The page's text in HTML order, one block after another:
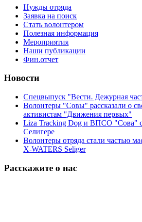
Нужды отряда
Заявка на поиск
Стать волонтером
Полезная информация
Мероприятия
Наши публикации
Фин.отчет
Новости
Спецвыпуск "Вести. Дежурная
Волонтеры "Совы" рассказали о
активистам "Движения первых"
Liza Tracking Dog и ВПСО "Сова"
Селигере
Волонтеры отряда стали частью
X-WATERS Seliger
Расскажите о нас